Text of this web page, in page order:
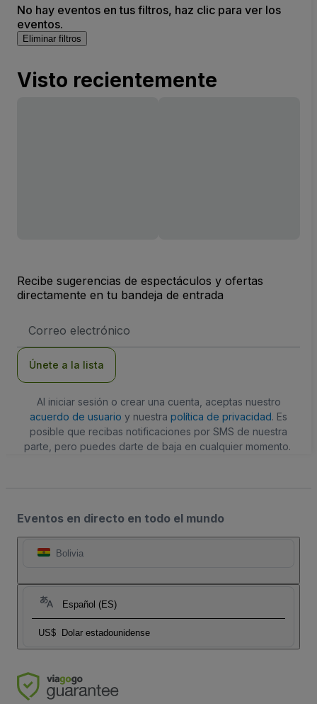
No hay eventos en tus filtros, haz clic para ver los
eventos.
Eliminar filtros
Visto recientemente
Recibe sugerencias de espectáculos y ofertas
directamente en tu bandeja de entrada
de
Únete a la lista
Al iniciar sesión o crear una cuenta, aceptas nuestro
acuerdo de usuario y nuestra política de privacidad. Es
posible que recibas notificaciones por SMS de nuestra
parte, pero puedes darte de baja en cualquier momento.
Eventos en directo en todo el mundo
Bolivia
Español (ES)
US$ Dolar estadounidense